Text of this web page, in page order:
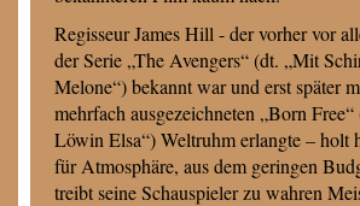
Regisseur James Hill - der vorher vor
der Serie „The Avengers“ (dt. „Mit
Melone“) bekannt war und erst später
mehrfach ausgezeichneten „Born
Löwin Elsa“) Weltruhm erlangte – holt
für Atmosphäre, aus dem geringen
treibt seine Schauspieler zu wahren